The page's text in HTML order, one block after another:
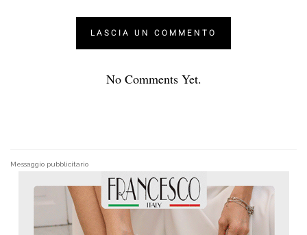
No Comments Yet.
Messaggio pubblicitario